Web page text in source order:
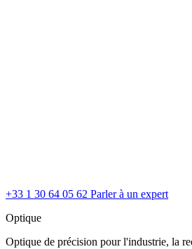
+33 1 30 64 05 62 Parler à un expert
Optique
Optique de précision pour l'industrie, la